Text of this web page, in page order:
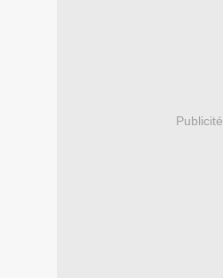
Publicité